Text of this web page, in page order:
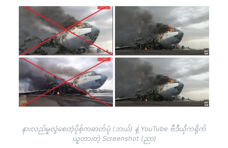
Image
နားလည်မှုလွဲစေတဲ့ပိုစ့်ကဓာတ်ပုံ (ဘယ်) နဲ့ YouTube ဗီဒီယိုကရိုက်
ယူတားတဲ့ Screenshot (ညာ)